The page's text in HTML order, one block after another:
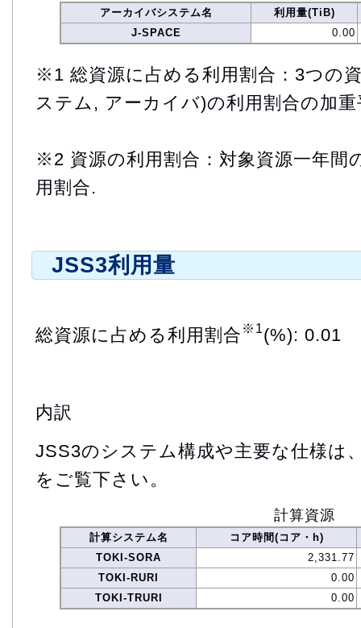
アーカイバシステム名
利用量(TiB)
J-SPACE
0.00
※1 総資源に占める利用割合：3つの
ステム, アーカイバ)の利用割合の加重
※2 資源の利用割合：対象資源一年間
用割合.
JSS3利用量
総資源に占める利用割合 ※1(%): 0.01
内訳
JSS3のシステム構成や主要な仕様は
をご覧下さい。
計算資源
計算システム名
コア時間(コア・h)
TOKI-SORA
2,331.77
TOKI-RURI
0.00
TOKI-TRURI
0.00